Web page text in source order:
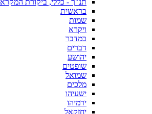
תנ"ך - כללי, ביקורת המקרא
בראשית
שמות
ויקרא
במדבר
דברים
יהושע
שופטים
שמואל
מלכים
ישעיהו
ירמיהו
יחזקאל